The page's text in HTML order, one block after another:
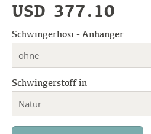
USD 377.10
Schwingerhosi - Anhänger
ohne
Schwingerstoff in
Natur